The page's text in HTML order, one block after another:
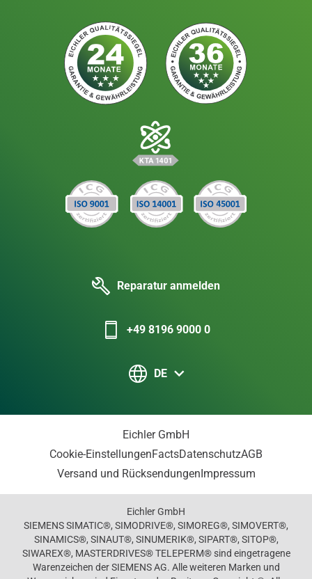
Reparatur anmelden
+49 8196 9000 0
DE
Eichler GmbH
Cookie-EinstellungenFactsDatenschutzAGB
Versand und RücksendungenImpressum
Eichler GmbH
SIEMENS SIMATIC®, SIMODRIVE®, SIMOREG®, SIMOVERT®,
SINAMICS®, SINAUT®, SINUMERIK®, SIPART®, SITOP®,
SIWAREX®, MASTERDRIVES® TELEPERM® sind eingetragene
Warenzeichen der SIEMENS AG. Alle weiteren Marken und